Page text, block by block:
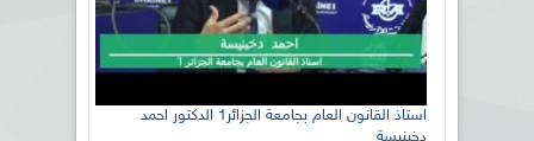
استاذ القانون العام بجامعة الجزائر1 الدكتور احمد
دخينيسة